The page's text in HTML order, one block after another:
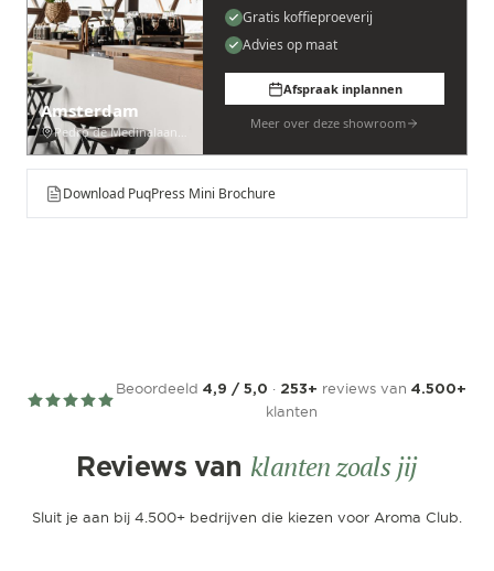
Amsterdam
Pedro de Medinalaan 53
Gratis koffieproeverij
Advies op maat
Afspraak inplannen
Meer over deze showroom
Download PuqPress Mini Brochure
Beoordeeld 4,9 / 5,0 · 253+ reviews van 4.500+
klanten
Reviews van klanten zoals jij
Sluit je aan bij 4.500+ bedrijven die kiezen voor Aroma Club.